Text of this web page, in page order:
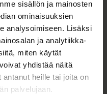
sisällön ja mainosten
ominaisuuksien
analysoimiseen. Lisäksi
ja analytiikka-
miten käytät
yhdistää näitä
heille tai joita on
palvelujaan.
Tuottava ja
asia